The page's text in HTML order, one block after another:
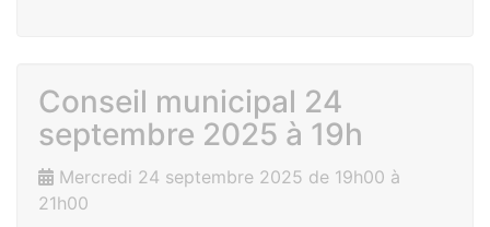
Conseil municipal 24
septembre 2025 à 19h
Mercredi 24 septembre 2025 de 19h00 à
21h00